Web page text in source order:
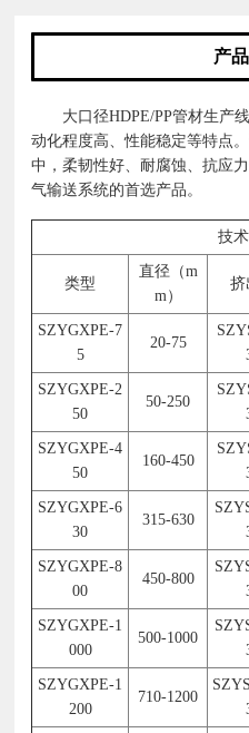
产
大口径HDPE/PP管材生产线
动化程度高、性能稳定等特点
中，柔韧性好、耐腐蚀、抗应
气输送系统的首选产品。
技
类型
直径（m
m）
挤
SZYGXPE-7
5
20-75
SZYGXPE-2
50
50-250
SZYGXPE-4
50
160-450
SZYGXPE-6
30
315-630
SZYGXPE-8
00
450-800
SZYGXPE-1
000
500-1000
SZYGXPE-1
200
710-1200